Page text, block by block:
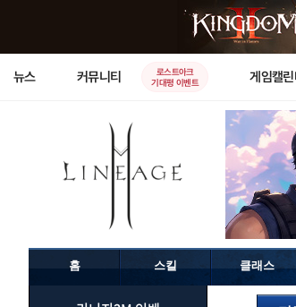
뉴스 커뮤니티
로스트아크
기대평 이벤트
게임캘린
홈 스킬 클래스